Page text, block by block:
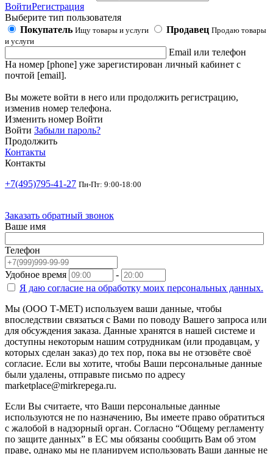
ВойтиРегистрация
Выберите тип пользователя
Покупатель Ищу товары и услуги Продавец Продаю товары
и услуги
Email или телефон
На номер [phone] уже зарегистирован личный кабинет с
почтой [email].
Вы можете войти в него или продолжить регистрацию,
изменив номер телефона.
Изменить номер Войти
Войти Забыли пароль?
Продолжить
Контакты
Контакты
+7(495)795-41-27 Пн-Пт: 9:00-18:00
Заказать обратный звонок
Ваше имя
Телефон
Удобное время
-
Я даю согласие на обработку моих персональных данных.
Мы (ООО Т-МЕТ) используем ваши данные, чтобы
впоследствии связаться с Вами по поводу Вашего запроса или
для обсуждения заказа. Данные хранятся в нашей системе и
доступны некоторым нашим сотрудникам (или продавцам, у
которых сделан заказ) до тех пор, пока вы не отзовёте своё
согласие. Если вы хотите, чтобы Ваши персональные данные
были удалены, отправьте письмо по адресу
marketplace@mirkrepega.ru.
Если Вы считаете, что Ваши персональные данные
используются не по назначению, Вы имеете право обратиться
с жалобой в надзорный орган. Согласно “Общему регламенту
по защите данных” в ЕС мы обязаны сообщить Вам об этом
праве, однако мы не планируем использовать Ваши данные не